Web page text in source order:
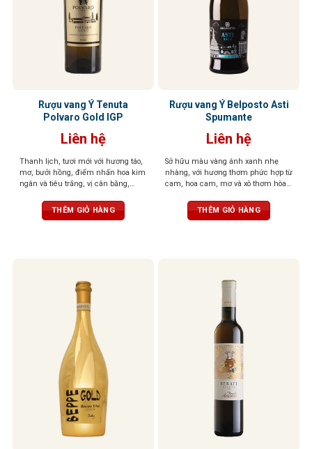
Rượu vang Ý Tenuta
Polvaro Gold IGP
Liên hệ
Thanh lịch, tươi mới với hương táo,
mơ, bưởi hồng, điểm nhấn hoa kim
ngân và tiêu trắng, vị cân bằng,
THÊM GIỎ HÀNG
Rượu vang Ý Belposto Asti
Spumante
Liên hệ
Sở hữu màu vàng ánh xanh nhẹ
nhàng, với hương thơm phức hợp từ
cam, hoa cam, mơ và xô thơm hòa
sủi tăm mịn màng, cân bằng hoàn
hảo giữa vị ngọt dịu và độ tươi mát,
THÊM GIỎ HÀNG